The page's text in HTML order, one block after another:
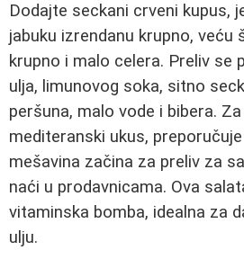
Dodajte seckani crveni kupus,
jabuku izrendanu krupno, veću
krupno i malo celera. Preliv se
ulja, limunovog soka, sitno
peršuna, malo vode i bibera.
mediteranski ukus,
mešavina začina za preliv za
naći u prodavnicama. Ova
vitaminska bomba, idealna za
ulju.